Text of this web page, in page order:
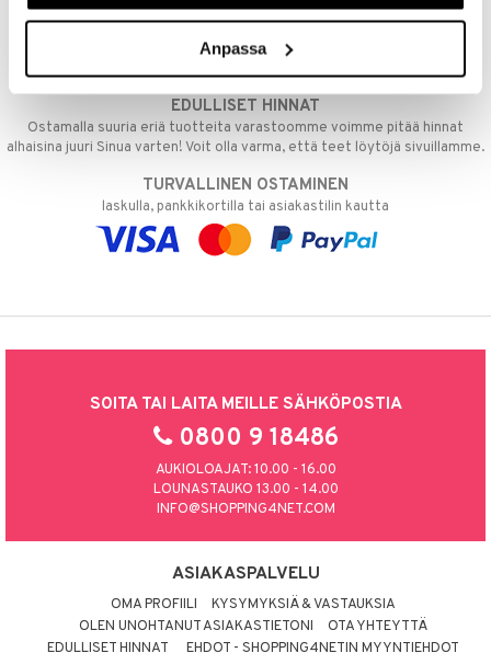
Anpassa
NOPEAT TOIMITUKSET
Ennen kello 13.00 tehdyt tilaukset lähetetään normaalisti samana
EDULLISET HINNAT
Ostamalla suuria eriä tuotteita varastoomme voimme pitää hinnat
alhaisina juuri Sinua varten! Voit olla varma, että teet löytöjä sivuillamme.
TURVALLINEN OSTAMINEN
laskulla, pankkikortilla tai asiakastilin kautta
SOITA TAI LAITA MEILLE SÄHKÖPOSTIA
0800 9 18486
AUKIOLOAJAT: 10.00 - 16.00
LOUNASTAUKO 13.00 - 14.00
INFO@SHOPPING4NET.COM
ASIAKASPALVELU
OMA PROFIILI
KYSYMYKSIÄ & VASTAUKSIA
OLEN UNOHTANUT ASIAKASTIETONI
OTA YHTEYTTÄ
EDULLISET HINNAT
EHDOT - SHOPPING4NETIN MYYNTIEHDOT